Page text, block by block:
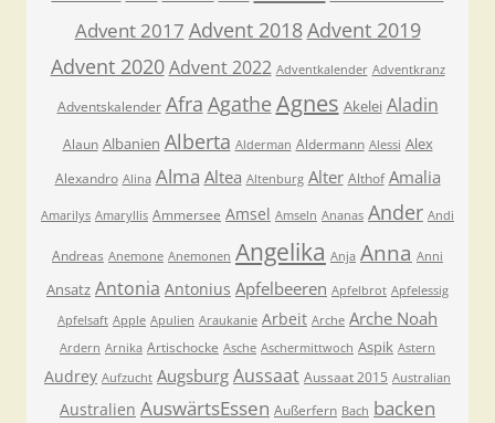
Advent 2017 Advent 2018Advent 2019
Advent 2020 Advent 2022 Adventkalender Adventkranz
Adventskalender Afra Agathe Agnes Akelei Aladin
Alaun Albanien Alberta Alderman Aldermann Alessi Alex
Alexandro Alina Alma Altea Altenburg Alter Althof Amalia
Amarilys Amaryllis Ammersee Amsel Amseln Ananas Ander Andi
Andreas Anemone Anemonen Angelika Anja Anna Anni
Ansatz Antonia Antonius Apfelbeeren Apfelbrot Apfelessig
Apfelsaft Apple Apulien Araukanie Arbeit Arche Arche Noah
Ardern Arnika Artischocke Asche Aschermittwoch Aspik Astern
Audrey Aufzucht Augsburg Aussaat Aussaat 2015 Australian
Australien AuswärtsEssen Außerfern Bach backen